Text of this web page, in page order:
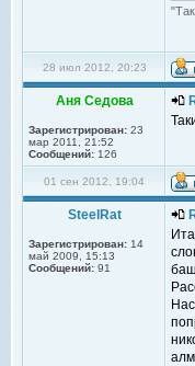
28 июл 2012, 20:23
Аня Седова
Зарегистрирован: 23
мар 2011, 21:52
Сообщений: 126
01 сен 2012, 19:04
SteelRat
Зарегистрирован: 14
май 2009, 15:13
Сообщений: 91